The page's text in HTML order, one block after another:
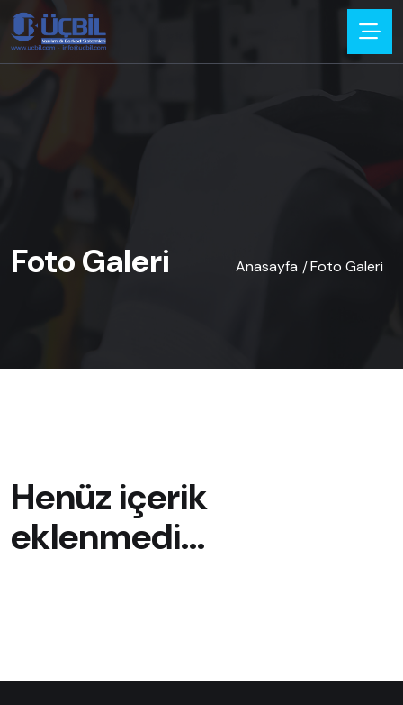
Foto Galeri Anasayfa /Foto Galeri
Henüz içerik
eklenmedi...